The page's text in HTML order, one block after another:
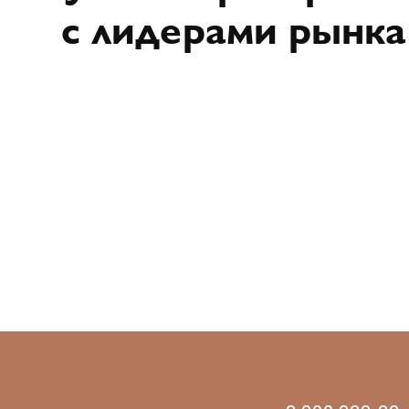
с лидерами рынка